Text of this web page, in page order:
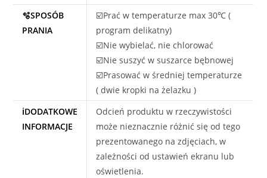
🫧SPOSÓB
PRANIA
☑️Prać w temperaturze max 30℃ (
program delikatny)
☑️Nie wybielać, nie chlorować
☑️Nie suszyć w suszarce bębnowej
☑️Prasować w średniej temperaturze
( dwie kropki na żelazku )
ℹ️DODATKOWE
INFORMACJE
Odcień produktu w rzeczywistości
może nieznacznie różnić się od tego
prezentowanego na zdjęciach, w
zależności od ustawień ekranu lub
oświetlenia.